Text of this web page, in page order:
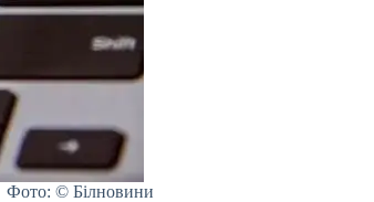
Фото: © Білновини